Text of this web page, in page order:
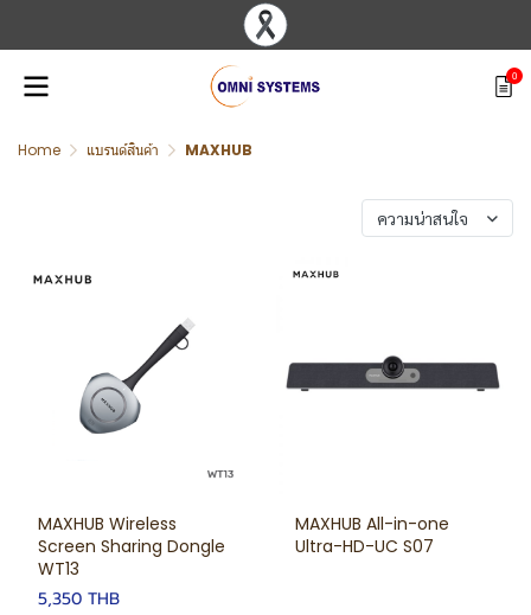
0
Home แบรนด์สินค้า MAXHUB
ความน่าสนใจ
MAXHUB Wireless
Screen Sharing Dongle
WT13
5,350 THB
MAXHUB All-in-one
Ultra-HD-UC S07